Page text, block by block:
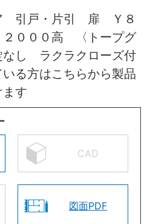
引戸・片引 扉 Ｙ８
０００高 〈トープグ
し ラクラクローズ付
る方はこちらから製品
す
CAD
図面PDF